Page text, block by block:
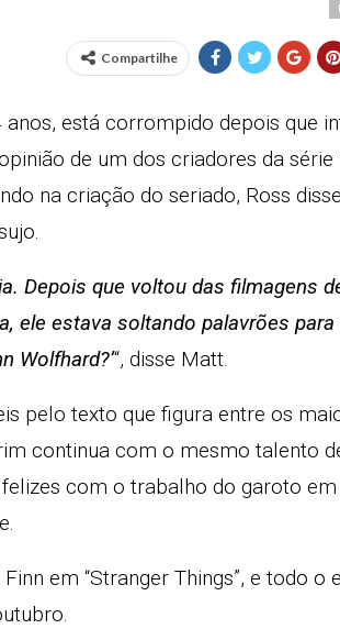
Compartilhe
anos, está corrompido depois que
de um dos criadores da série
na criação do seriado, Ross
Depois que voltou das filmagens
ele estava soltando palavrões
Wolfhard?’“, disse Matt.
pelo texto que figura entre os
continua com o mesmo talento
com o trabalho do garoto em
em “Stranger Things”, e todo